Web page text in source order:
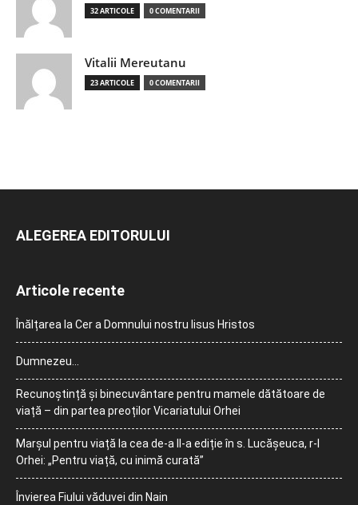
32 ARTICOLE 0 COMENTARII
Vitalii Mereutanu
23 ARTICOLE 0 COMENTARII
ALEGEREA EDITORULUI
Articole recente
Înălțarea la Cer a Domnului nostru Iisus Hristos
Dumnezeu…
Recunoștință și binecuvântare pentru mamele dătătoare de
viață – din partea preoților Vicariatului Orhei
Marșul pentru viață la cea de-a II-a ediție în s. Lucășeuca, r-l
Orhei: „Pentru viață, cu inimă curată”
Învierea Fiului văduvei din Nain